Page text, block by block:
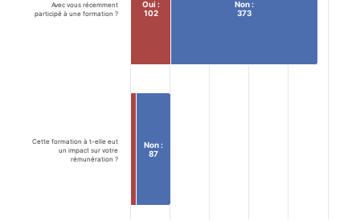
Cette formation à t-elle eut
un impact sur votre
rémunération ?
Avec vous récemment
participé à une formation ?
Non :
87
Non :
373
Oui :
102